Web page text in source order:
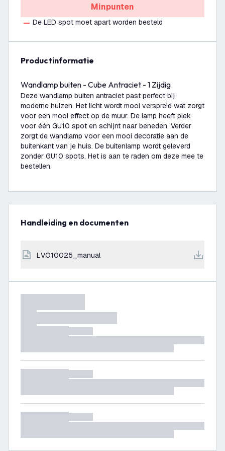
Minpunten
De LED spot moet apart worden besteld
productinformatie
Wandlamp buiten - Cube Antraciet - 1 Zijdig
Deze wandlamp buiten antraciet past perfect bij
moderne huizen. Het licht wordt mooi verspreid wat zorgt
voor een mooi effect op de muur. De lamp heeft plek
voor één GU10 spot en schijnt naar beneden. Verder
zorgt de wandlamp voor een mooi decoratie aan de
buitenkant van je huis. De buitenlamp wordt geleverd
zonder GU10 spots. Het is aan te raden om deze mee te
bestellen.
Handleiding en documenten
LVO10025_manual